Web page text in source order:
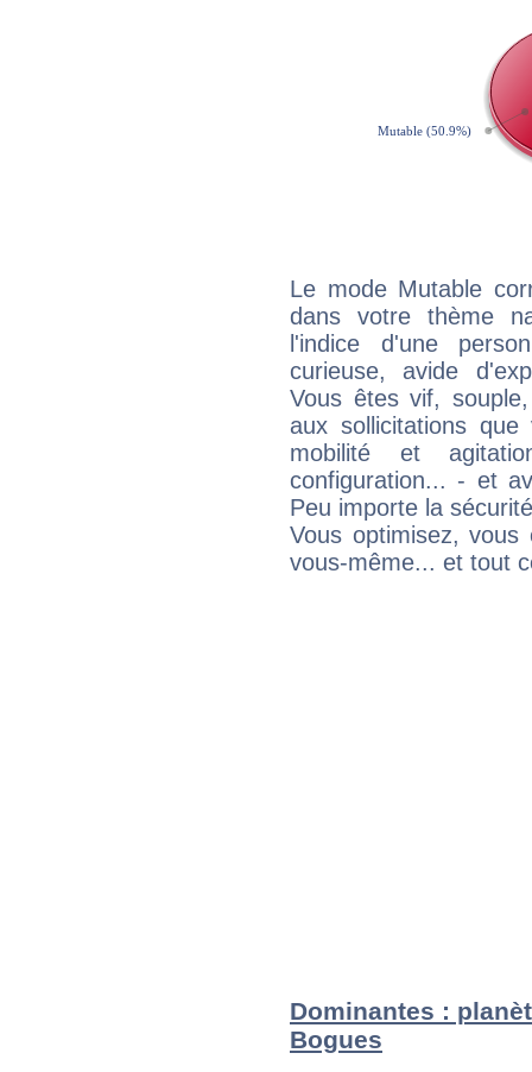
Le mode Mutable
dans votre thème
l'indice d'une
curieuse, avide
Vous êtes vif,
aux sollicitations
mobilité et
configuration... - et
Peu importe la
Vous optimisez, vous
vous-même... et tout
Dominantes :
Bogues